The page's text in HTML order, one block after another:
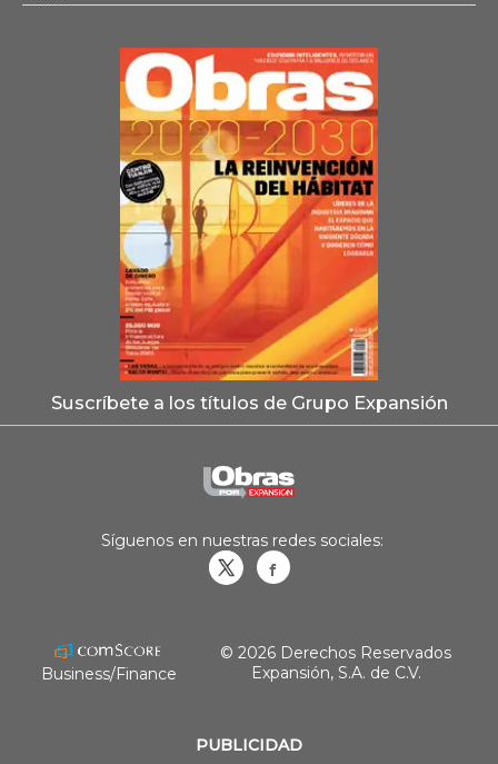
Suscríbete a los títulos de Grupo Expansión
PUBLICIDAD
Síguenos en nuestras redes sociales:
Business/Finance
© 2026 Derechos Reservados
Expansión, S.A. de C.V.